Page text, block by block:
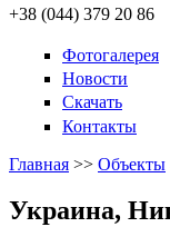
+38 (044) 379 20 86
Фотогалерея
Новости
Скачать
Контакты
Главная >> Объекты
Украина,